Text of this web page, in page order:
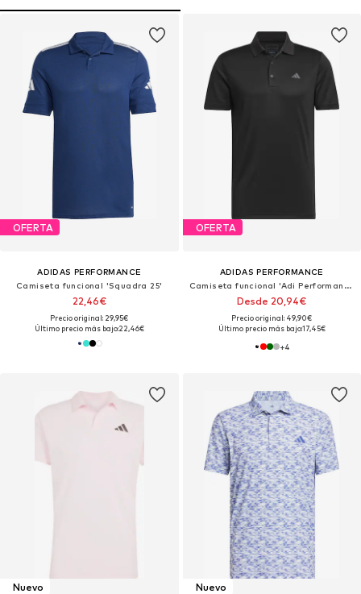
OFERTA
ADIDAS PERFORMANCE
Camiseta funcional 'Squadra 25'
22,46€
Precio original: 29,95€
Último precio más bajo:22,46€
OFERTA
ADIDAS PERFORMANCE
Camiseta funcional 'Adi Performance Polo'
Desde 20,94€
Precio original: 49,90€
Último precio más bajo:17,45€
+4
Nuevo Nuevo